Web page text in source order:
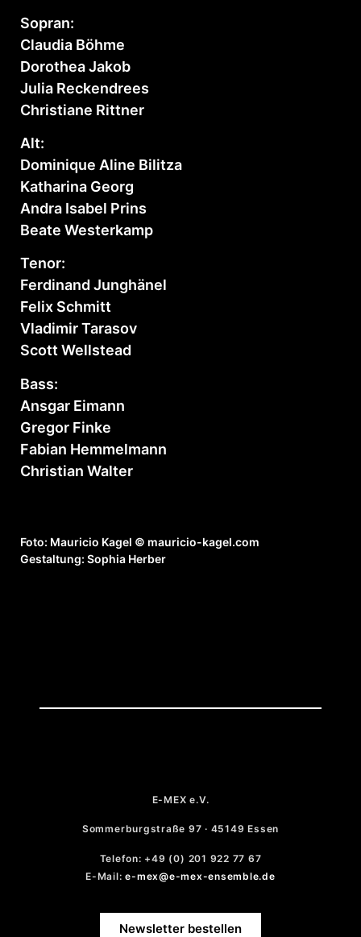
Sopran:
Claudia Böhme
Dorothea Jakob
Julia Reckendrees
Christiane Rittner
Alt:
Dominique Aline Bilitza
Katharina Georg
Andra Isabel Prins
Beate Westerkamp
Tenor:
Ferdinand Junghänel
Felix Schmitt
Vladimir Tarasov
Scott Wellstead
Bass:
Ansgar Eimann
Gregor Finke
Fabian Hemmelmann
Christian Walter
Foto: Mauricio Kagel © mauricio-kagel.com
Gestaltung: Sophia Herber
E-MEX e.V.
Sommerburgstraße 97 · 45149 Essen
Telefon: +49 (0) 201 922 77 67
E-Mail:e-mex@e-mex-ensemble.de
Newsletter bestellen